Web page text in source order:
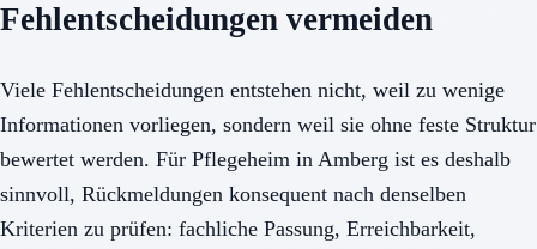
Fehlentscheidungen vermeiden
Viele Fehlentscheidungen entstehen nicht, weil zu wenige
Informationen vorliegen, sondern weil sie ohne feste Struktur
bewertet werden. Für Pflegeheim in Amberg ist es deshalb
sinnvoll, Rückmeldungen konsequent nach denselben
Kriterien zu prüfen: fachliche Passung, Erreichbarkeit,